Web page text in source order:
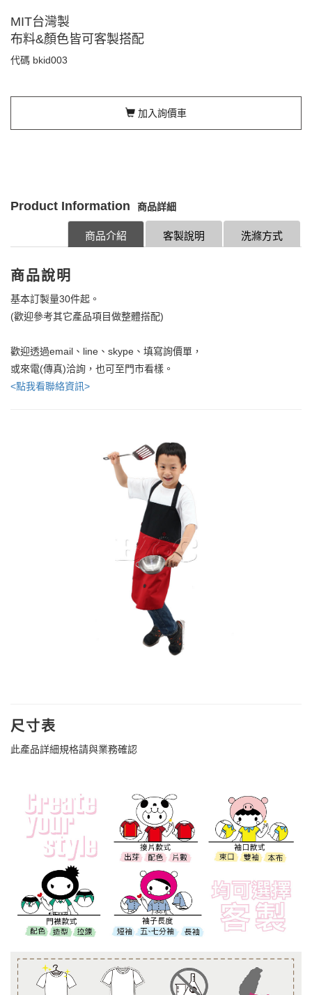
MIT台灣製
布料&顏色皆可客製搭配
代碼 bkid003
加入詢價車
Product Information 商品詳細
洗滌方式
客製說明
商品介紹
商品說明
基本訂製量30件起。
(歡迎參考其它產品項目做整體搭配)
歡迎透過email、line、skype、填寫詢價單，
或來電(傳真)洽詢，也可至門市看樣。
<點我看聯絡資訊>
尺寸表
此產品詳細規格請與業務確認